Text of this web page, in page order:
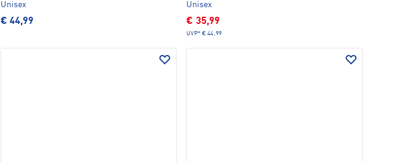
Unisex
€ 44,99
Unisex
€ 35,99
UVP* € 44,99